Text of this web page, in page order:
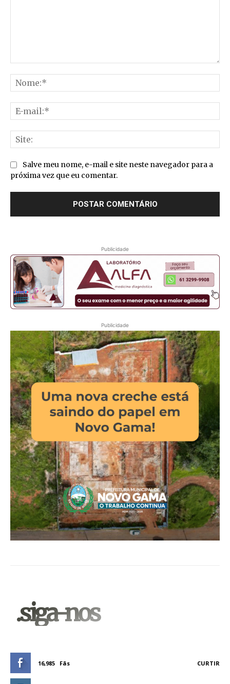
Salve meu nome, e-mail e site neste navegador para a
próxima vez que eu comentar.
Publicidade
Publicidade
.siga-nos
16,985 Fãs CURTIR